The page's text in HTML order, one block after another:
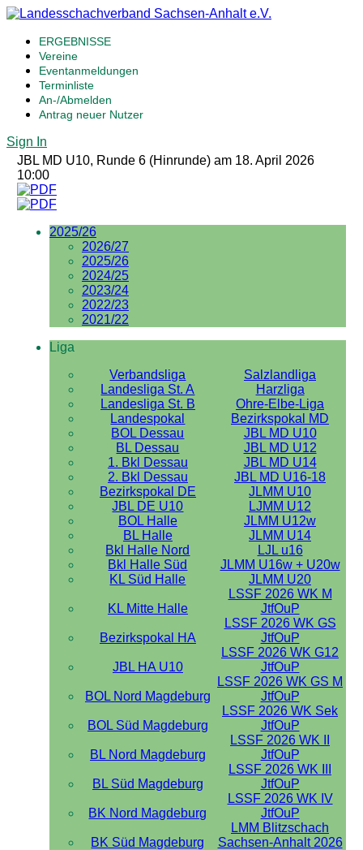
ERGEBNISSE
Vereine
Eventanmeldungen
Terminliste
An-/Abmelden
Antrag neuer Nutzer
Sign In
JBL MD U10, Runde 6 (Hinrunde) am 18. April 2026
10:00
2025/26
2026/27
2025/26
2024/25
2023/24
2022/23
2021/22
Liga
Verbandsliga
Salzlandliga
Landesliga St. A
Harzliga
Landesliga St. B
Ohre-Elbe-Liga
Landespokal
Bezirkspokal MD
BOL Dessau
JBL MD U10
BL Dessau
JBL MD U12
1. Bkl Dessau
JBL MD U14
2. Bkl Dessau
JBL MD U16-18
Bezirkspokal DE
JLMM U10
JBL DE U10
LJMM U12
BOL Halle
JLMM U12w
BL Halle
JLMM U14
Bkl Halle Nord
LJL u16
Bkl Halle Süd
JLMM U16w + U20w
KL Süd Halle
JLMM U20
KL Mitte Halle
LSSF 2026 WK M
JtfOuP
Bezirkspokal HA
LSSF 2026 WK GS
JtfOuP
JBL HA U10
LSSF 2026 WK G12
JtfOuP
BOL Nord Magdeburg
LSSF 2026 WK GS M
JtfOuP
BOL Süd Magdeburg
LSSF 2026 WK Sek
JtfOuP
BL Nord Magdeburg
LSSF 2026 WK II
JtfOuP
BL Süd Magdeburg
LSSF 2026 WK III
JtfOuP
BK Nord Magdeburg
LSSF 2026 WK IV
JtfOuP
BK Süd Magdeburg
LMM Blitzschach
Sachsen-Anhalt 2026